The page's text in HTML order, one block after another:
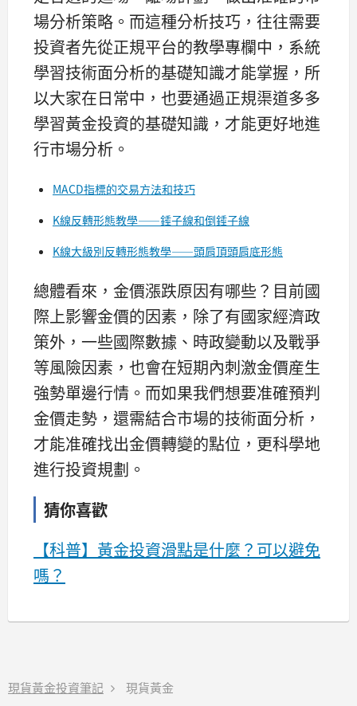
場分析策略。而這種分析技巧，往往需要
投資者先從正規平台的教學專欄中，系統
學習技術面分析的基礎知識才能掌握，所
以大家在日常中，也要通過正規渠道多多
學習黃金投資的基礎知識，才能更好地進
行市場分析。
MACD指標的交易方法和技巧
K線反轉形態教學——錘子線和倒錘子線
K線大級別反轉形態教學——頭肩頂頭肩底形態
總體看來，金價漲跌原因有哪些？目前國
際上影響金價的因素，除了有國家經濟政
策外，一些國際數據、時政變動以及戰爭
等風險因素，也會在短期內刺激金價産生
強勢單邊行情。而如果我們想要准確預判
金價走勢，還需結合市場的技術面分析，
才能准確找出金價轉變的點位，更科學地
進行投資規劃。
猜你喜歡
【科普】黃金投資滑點是什麼？可以避免
嗎？
現貨黃金投資筆記 現貨黃金